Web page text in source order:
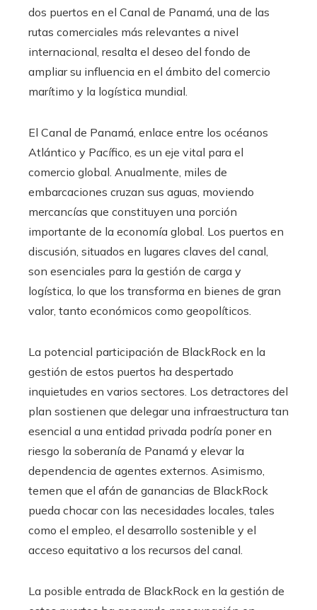
dos puertos en el Canal de Panamá, una de las
rutas comerciales más relevantes a nivel
internacional, resalta el deseo del fondo de
ampliar su influencia en el ámbito del comercio
marítimo y la logística mundial.
El Canal de Panamá, enlace entre los océanos
Atlántico y Pacífico, es un eje vital para el
comercio global. Anualmente, miles de
embarcaciones cruzan sus aguas, moviendo
mercancías que constituyen una porción
importante de la economía global. Los puertos en
discusión, situados en lugares claves del canal,
son esenciales para la gestión de carga y
logística, lo que los transforma en bienes de gran
valor, tanto económicos como geopolíticos.
La potencial participación de BlackRock en la
gestión de estos puertos ha despertado
inquietudes en varios sectores. Los detractores del
plan sostienen que delegar una infraestructura tan
esencial a una entidad privada podría poner en
riesgo la soberanía de Panamá y elevar la
dependencia de agentes externos. Asimismo,
temen que el afán de ganancias de BlackRock
pueda chocar con las necesidades locales, tales
como el empleo, el desarrollo sostenible y el
acceso equitativo a los recursos del canal.
La posible entrada de BlackRock en la gestión de